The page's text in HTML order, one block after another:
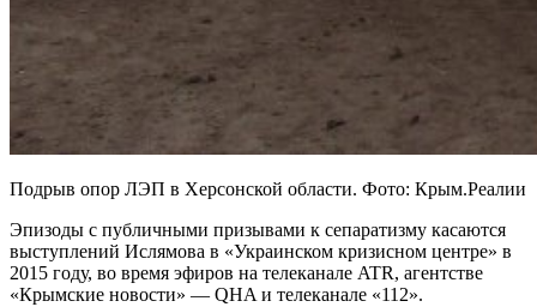
Подрыв опор ЛЭП в Херсонской области. Фото: Крым.Реалии
Эпизоды с публичными призывами к сепаратизму касаются
выступлений Ислямова в «Украинском кризисном центре» в
2015 году, во время эфиров на телеканале ATR, агентстве
«Крымские новости» — QHA и телеканале «112».